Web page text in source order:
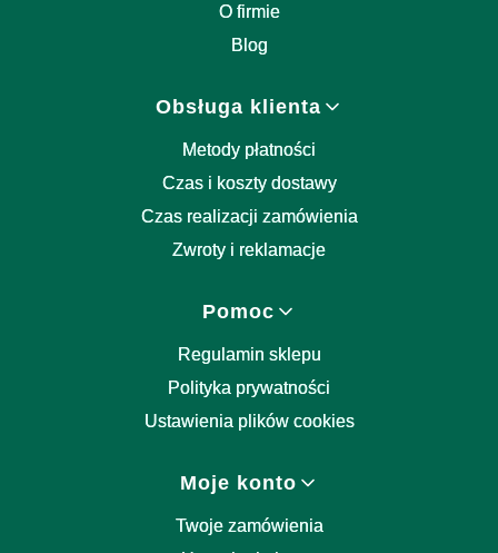
O firmie
Blog
Obsługa klienta
Metody płatności
Czas i koszty dostawy
Czas realizacji zamówienia
Zwroty i reklamacje
Pomoc
Regulamin sklepu
Polityka prywatności
Ustawienia plików cookies
Moje konto
Twoje zamówienia